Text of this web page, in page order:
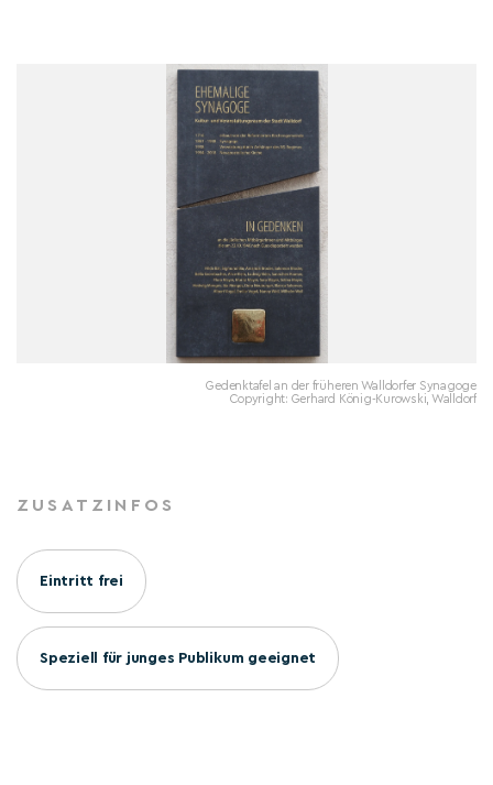
Gedenktafel an der früheren Walldorfer Synagoge
Copyright: Gerhard König-Kurowski, Walldorf
ZUSATZINFOS
Eintritt frei
Speziell für junges Publikum geeignet